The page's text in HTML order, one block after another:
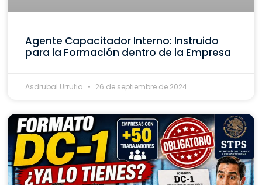
Agente Capacitador Interno: Instruido
para la Formación dentro de la Empresa
Asdrubal Urrutia 26 de septiembre de 2024